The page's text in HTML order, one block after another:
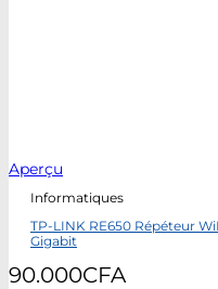
Aperçu
Informatiques
TP-LINK RE650 Répéteur
Gigabit
90.000CFA